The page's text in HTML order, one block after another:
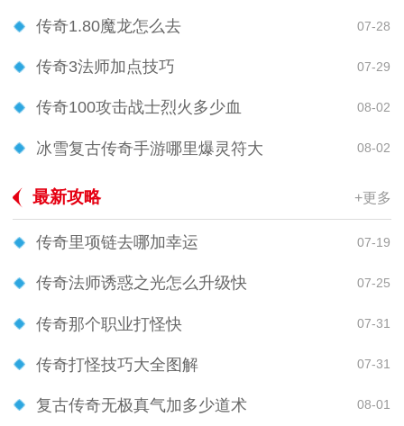
传奇1.80魔龙怎么去 07-28
传奇3法师加点技巧 07-29
传奇100攻击战士烈火多少血 08-02
冰雪复古传奇手游哪里爆灵符大 08-02
最新攻略 +更多
传奇里项链去哪加幸运 07-19
传奇法师诱惑之光怎么升级快 07-25
传奇那个职业打怪快 07-31
传奇打怪技巧大全图解 07-31
复古传奇无极真气加多少道术 08-01